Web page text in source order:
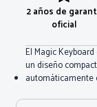
2 años de
oficial
El Magic
un diseño
automáticamente